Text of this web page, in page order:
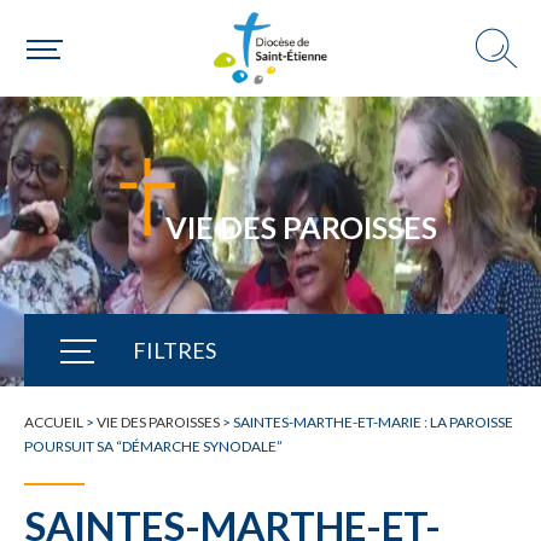
VIE DES PAROISSES
FILTRES
TOUTE L'ACTUALITÉ
ACCUEIL > VIE DES PAROISSES > SAINTES-MARTHE-ET-MARIE : LA PAROISSE
POURSUIT SA “DÉMARCHE SYNODALE”
SAINTES-MARTHE-ET-